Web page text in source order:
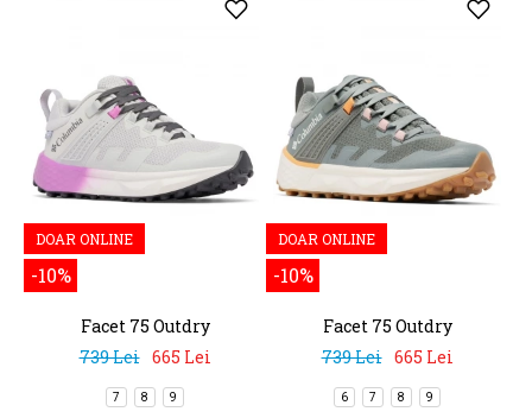
DOAR ONLINE
-10%
Facet 75 Outdry
739 Lei 665 Lei
7 8 9
DOAR ONLINE
-10%
Facet 75 Outdry
739 Lei 665 Lei
6 7 8 9